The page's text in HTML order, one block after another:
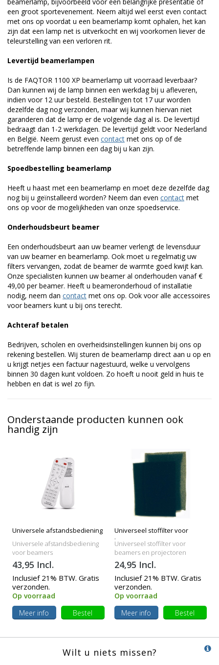
een groot sportevenement. Neem altijd wel eerst even contact
met ons op voordat u een beamerlamp komt ophalen, het kan
zijn dat een lamp net is uitverkocht en wij voorkomen liever de
teleurstelling van een verloren rit.
Levertijd beamerlampen
Is de FAQTOR 1100 XP beamerlamp uit voorraad leverbaar?
Dan kunnen wij de lamp binnen een werkdag bij u afleveren,
indien voor 12 uur besteld. Bestellingen tot 17 uur worden
dezelfde dag nog verzonden, maar wij kunnen hiervan niet
garanderen dat de lamp er de volgende dag al is. De levertijd
bedraagt dan 1-2 werkdagen. De levertijd geldt voor Nederland
en België. Neem gerust even contact met ons op of de
betreffende lamp binnen een dag bij u kan zijn.
Spoedbestelling beamerlamp
Heeft u haast met een beamerlamp en moet deze dezelfde dag
nog bij u geïnstalleerd worden? Neem dan even contact met
ons op voor de mogelijkheden van onze spoedservice.
Onderhoudsbeurt beamer
Een onderhoudsbeurt aan uw beamer verlengt de levensduur
van uw beamer en beamerlamp. Ook moet u regelmatig uw
filters vervangen, zodat de beamer de warmte goed kwijt kan.
Onze specialisten kunnen uw beamer al onderhouden vanaf €
49,00 per beamer. Heeft u beameronderhoud of installatie
nodig, neem dan contact met ons op. Ook voor alle accessoires
voor beamers kunt u bij ons terecht.
Achteraf betalen
Bedrijven, scholen en overheidsinstellingen kunnen bij ons op
rekening bestellen. Wij sturen de beamerlamp direct aan u op en
u krijgt netjes een factuur nagestuurd, welke u vervolgens
binnen 30 dagen kunt voldoen. Zo hoeft u nooit geld in huis te
hebben en dat is wel zo fijn.
Onderstaande producten kunnen ook
handig zijn
Universele afstandsbediening
Universele afstandsbediening
voor beamers
43,95 Incl.
Inclusief 21% BTW. Gratis
verzonden.
Op voorraad
Meer info
Bestel
Universeel stoffilter voor
beamers
Universeel stoffilter voor
beamers en projectoren
24,95 Incl.
Inclusief 21% BTW. Gratis
verzonden.
Op voorraad
Meer info
Bestel
Wilt u niets missen?